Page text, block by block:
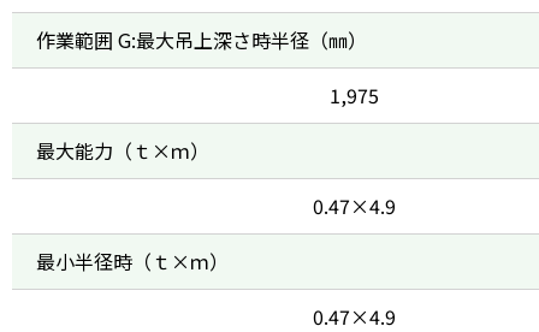
作業範囲 G:最大吊上深さ時半径（㎜）
1,975
最大能力（ｔ×ｍ）
0.47×4.9
最小半径時（ｔ×ｍ）
0.47×4.9